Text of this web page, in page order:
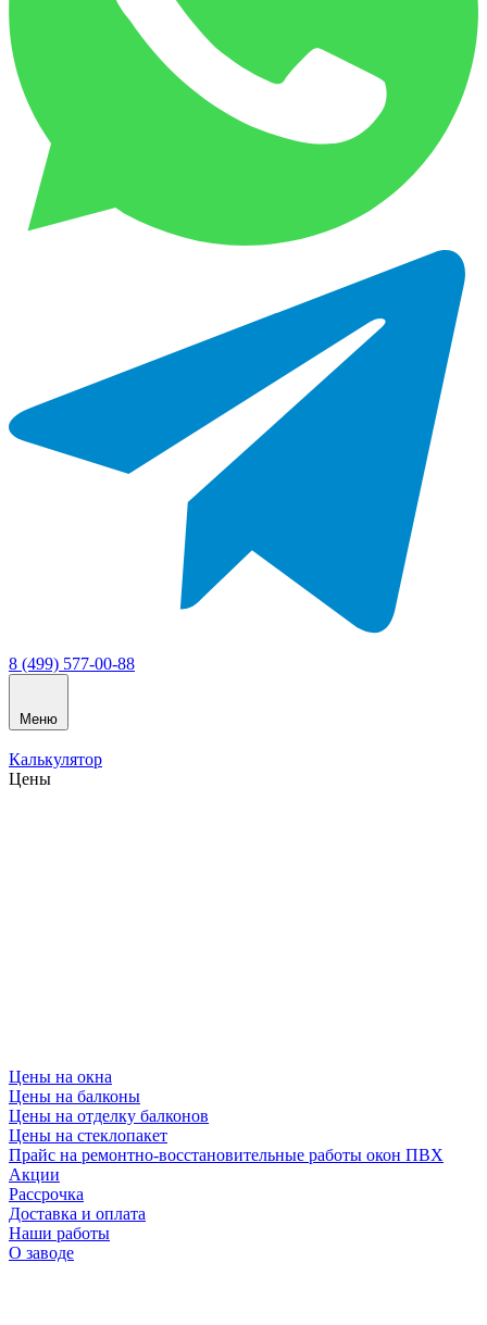
8 (499) 577-00-88
Меню
Калькулятор
Цены
Цены на окна
Цены на балконы
Цены на отделку балконов
Цены на стеклопакет
Прайс на ремонтно-восстановительные работы окон ПВХ
Акции
Рассрочка
Доставка и оплата
Наши работы
О заводе